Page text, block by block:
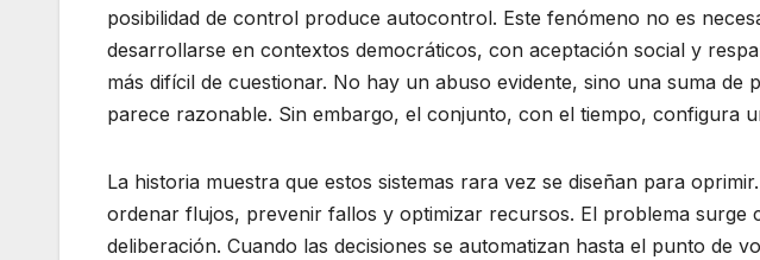
posibilidad de control produce autocontrol. Este fenómeno no es
desarrollarse en contextos democráticos, con aceptación social y
más difícil de cuestionar. No hay un abuso evidente, sino una suma de
parece razonable. Sin embargo, el conjunto, con el tiempo, configura
La historia muestra que estos sistemas rara vez se diseñan para
ordenar flujos, prevenir fallos y optimizar recursos. El problema surge
deliberación. Cuando las decisiones se automatizan hasta el punto de